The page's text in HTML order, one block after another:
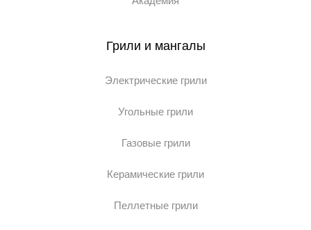
Грили и мангалы
Электрические грили
Угольные грили
Газовые грили
Керамические грили
Пеллетные грили